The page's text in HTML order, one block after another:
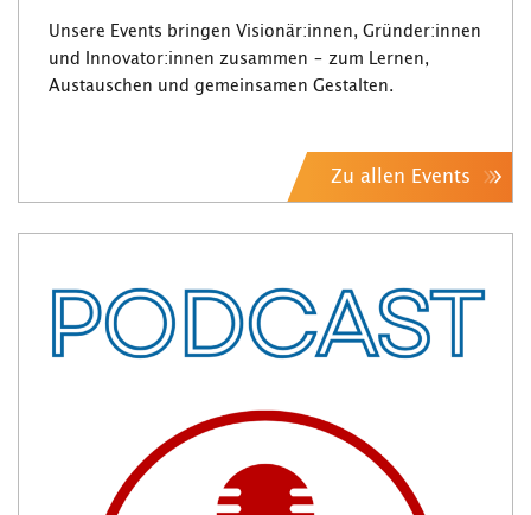
Unsere Events bringen Visionär:innen, Gründer:innen
und Innovator:innen zusammen – zum Lernen,
Austauschen und gemeinsamen Gestalten.
Zu allen Events